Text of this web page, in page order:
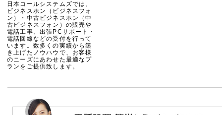
日本コールシステムズでは、
ビジネスホン（ビジネスフォ
ン）・中古ビジネスホン（中
古ビジネスフォン）の販売や
電話工事、出張PCサポート・
電話回線などの受付を行って
います。数多くの実績から築
き上げたノウハウで、お客様
のニーズにあわせた最適なプ
ランをご提供致します。